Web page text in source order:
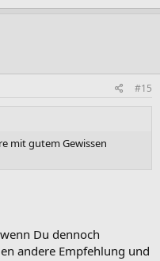
#15
mit gutem Gewissen
Du dennoch
andere Empfehlung und